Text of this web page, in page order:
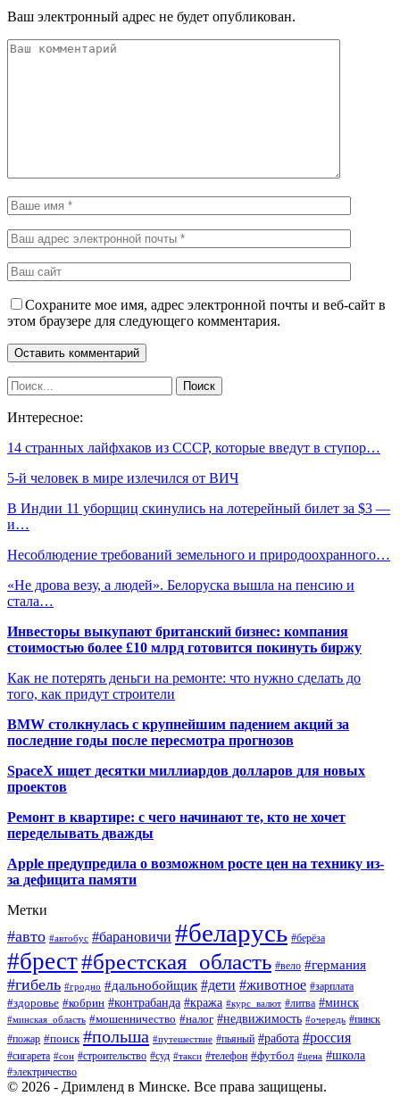
Ваш электронный адрес не будет опубликован.
Сохраните мое имя, адрес электронной почты и веб-сайт в
этом браузере для следующего комментария.
Интересное:
14 странных лайфхаков из СССР, которые введут в ступор…
5-й человек в мире излечился от ВИЧ
В Индии 11 уборщиц скинулись на лотерейный билет за $3 —
и…
Несоблюдение требований земельного и природоохранного…
«Не дрова везу, а людей». Белоруска вышла на пенсию и
стала…
Инвесторы выкупают британский бизнес: компания
стоимостью более £10 млрд готовится покинуть биржу
Как не потерять деньги на ремонте: что нужно сделать до
того, как придут строители
BMW столкнулась с крупнейшим падением акций за
последние годы после пересмотра прогнозов
SpaceX ищет десятки миллиардов долларов для новых
проектов
Ремонт в квартире: с чего начинают те, кто не хочет
переделывать дважды
Apple предупредила о возможном росте цен на технику из-
за дефицита памяти
Метки
#авто #автобус #барановичи #беларусь #берёза
#брест#брестская_область #вело #германия
#гибель #гродно #дальнобойщик #дети #животное #зарплата
#здоровье #кобрин #контрабанда #кража #курс_валют #литва #минск
#минская_область #мошенничество #налог #недвижимость #очередь #пинск
#пожар #поиск #польша #путешествие #пьяный #работа #россия
#сигарета #сон #строительство #суд #такси #телефон #футбол #цена #школа
#электричество
© 2026 - Дримленд в Минске. Все права защищены.